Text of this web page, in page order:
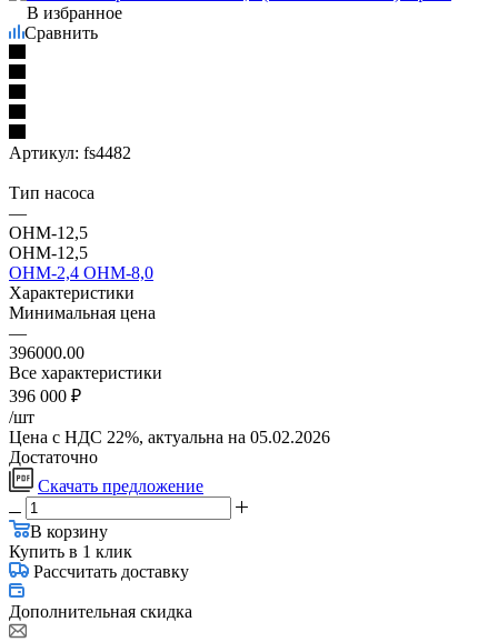
В избранное
Сравнить
Артикул: fs4482
Тип насоса
—
ОНМ-12,5
ОНМ-12,5
ОНМ-2,4 ОНМ-8,0
Характеристики
Минимальная цена
—
396000.00
Все характеристики
396 000 ₽
/шт
Цена с НДС 22%, актуальна на 05.02.2026
Достаточно
Скачать предложение
В корзину
Купить в 1 клик
Рассчитать доставку
Дополнительная скидка